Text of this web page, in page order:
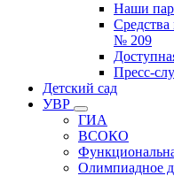
Наши
№ 209
Пресс-
Детский сад
УВР
ГИА
ВСОКО
Олимпиадное